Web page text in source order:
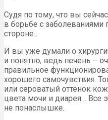
Судя по тому, что вы
в борьбе с заболеваниями
стороне…
И вы уже думали о
и понятно, ведь печень –
правильное
хорошего самочувствия.
или сероватый оттенок
цвета мочи и диарея…
не понаслышке.